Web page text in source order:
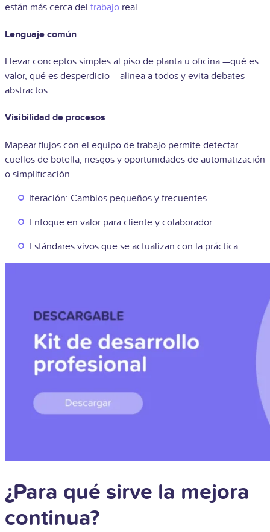
están más cerca del trabajo real.
Lenguaje común
Llevar conceptos simples al piso de planta u oficina —qué es
valor, qué es desperdicio— alinea a todos y evita debates
abstractos.
Visibilidad de procesos
Mapear flujos con el equipo de trabajo permite detectar
cuellos de botella, riesgos y oportunidades de automatización
o simplificación.
Iteración: Cambios pequeños y frecuentes.
Enfoque en valor para cliente y colaborador.
Estándares vivos que se actualizan con la práctica.
¿Para qué sirve la mejora
continua?